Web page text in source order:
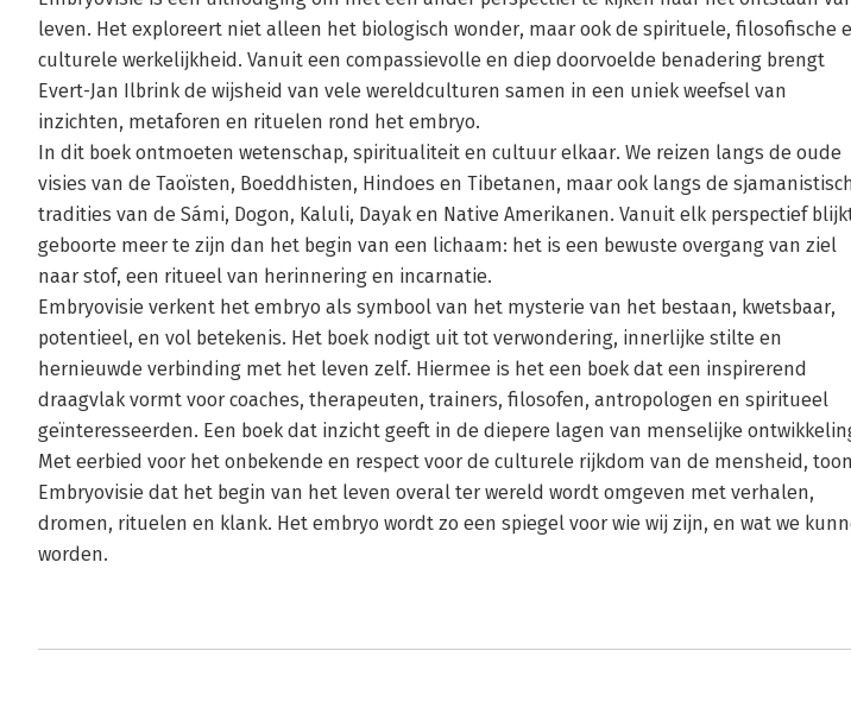
leven. Het exploreert niet alleen het biologisch wonder, maar ook de spirituele, filosofische
culturele werkelijkheid. Vanuit een compassievolle en diep doorvoelde benadering brengt
Evert-Jan Ilbrink de wijsheid van vele wereldculturen samen in een uniek weefsel van
inzichten, metaforen en rituelen rond het embryo.
In dit boek ontmoeten wetenschap, spiritualiteit en cultuur elkaar. We reizen langs de oude
visies van de Taoïsten, Boeddhisten, Hindoes en Tibetanen, maar ook langs de
tradities van de Sámi, Dogon, Kaluli, Dayak en Native Amerikanen. Vanuit elk perspectief
geboorte meer te zijn dan het begin van een lichaam: het is een bewuste overgang van ziel
naar stof, een ritueel van herinnering en incarnatie.
Embryovisie verkent het embryo als symbool van het mysterie van het bestaan, kwetsbaar,
potentieel, en vol betekenis. Het boek nodigt uit tot verwondering, innerlijke stilte en
hernieuwde verbinding met het leven zelf. Hiermee is het een boek dat een inspirerend
draagvlak vormt voor coaches, therapeuten, trainers, filosofen, antropologen en spiritueel
geïnteresseerden. Een boek dat inzicht geeft in de diepere lagen van menselijke
Met eerbied voor het onbekende en respect voor de culturele rijkdom van de mensheid,
Embryovisie dat het begin van het leven overal ter wereld wordt omgeven met verhalen,
dromen, rituelen en klank. Het embryo wordt zo een spiegel voor wie wij zijn, en wat we
worden.